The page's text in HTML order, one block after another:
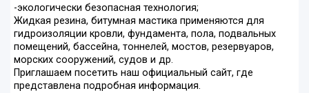
-экологически безопасная технология;
Жидкая резина, битумная мастика применяются для
гидроизоляции кровли, фундамента, пола, подвальных
помещений, бассейна, тоннелей, мостов, резервуаров,
морских сооружений, судов и др.
Приглашаем посетить наш официальный сайт, где
представлена подробная информация.